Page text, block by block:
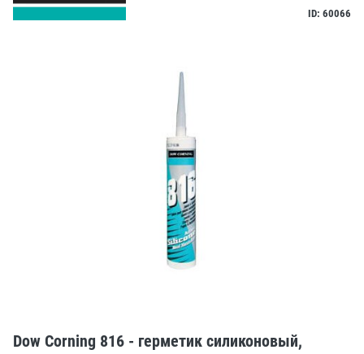
ID: 60066
Dow Corning 816 - герметик силиконовый,